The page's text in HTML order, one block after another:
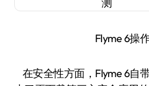
Flyme 6操
在安全性方面，Flyme 6自